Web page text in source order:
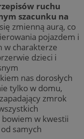
ruchu
szacunku na
zmienną aurą, co
pojazdem i
w charakterze
dzieci i
nas dorosłych
tylko w domu,
zmrok
bowiem w kwestii
samych